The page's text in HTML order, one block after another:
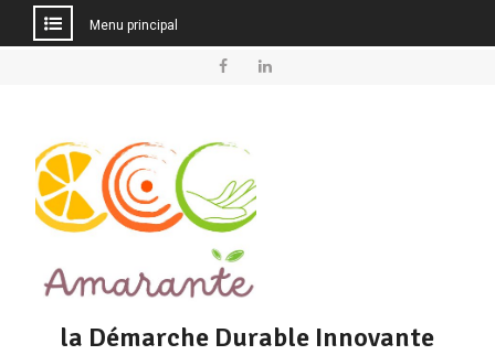
Menu principal
la Démarche Durable Innovante